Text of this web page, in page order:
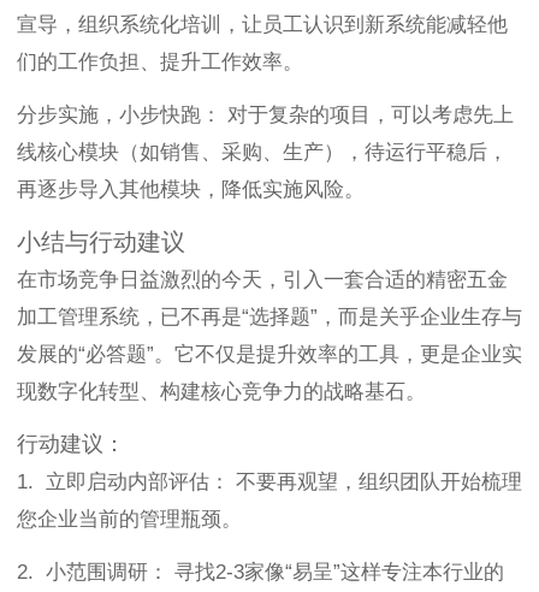
宣导，组织系统化培训，让员工认识到新系统能减轻他
们的工作负担、提升工作效率。
分步实施，小步快跑： 对于复杂的项目，可以考虑先上
线核心模块（如销售、采购、生产），待运行平稳后，
再逐步导入其他模块，降低实施风险。
小结与行动建议
在市场竞争日益激烈的今天，引入一套合适的精密五金
加工管理系统，已不再是“选择题”，而是关乎企业生存与
发展的“必答题”。它不仅是提升效率的工具，更是企业实
现数字化转型、构建核心竞争力的战略基石。
行动建议：
1. 立即启动内部评估： 不要再观望，组织团队开始梳理
您企业当前的管理瓶颈。
2. 小范围调研： 寻找2-3家像“易呈”这样专注本行业的